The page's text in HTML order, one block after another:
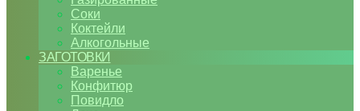
Соки
Коктейли
Алкогольные
ЗАГОТОВКИ
Варенье
Конфитюр
Повидло